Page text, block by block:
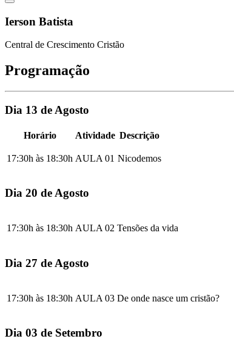
Ierson Batista
Central de Crescimento Cristão
Programação
Dia 13 de Agosto
Horário Atividade Descrição
17:30h às 18:30h AULA 01 Nicodemos
Dia 20 de Agosto
17:30h às 18:30h AULA 02 Tensões da vida
Dia 27 de Agosto
17:30h às 18:30h AULA 03 De onde nasce um cristão?
Dia 03 de Setembro